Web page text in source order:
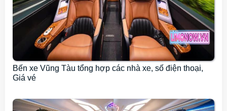
Bến xe Vũng Tàu tổng hợp các nhà xe, số điện thoại,
Giá vé